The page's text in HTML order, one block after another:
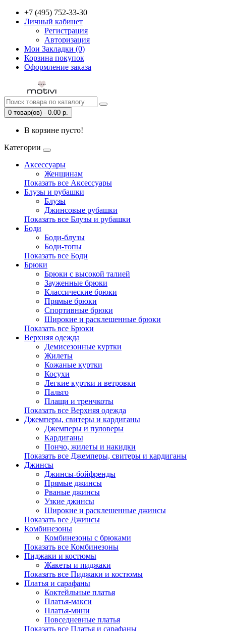
+7 (495) 752-33-30
Личный кабинет
Регистрация
Авторизация
Мои Закладки (0)
Корзина покупок
Оформление заказа
0 товар(ов) - 0.00 р.
В корзине пусто!
Категории
Аксессуары
Женщинам
Показать все Аксессуары
Блузы и рубашки
Блузы
Джинсовые рубашки
Показать все Блузы и рубашки
Боди
Боди-блузы
Боди-топы
Показать все Боди
Брюки
Брюки с высокой талией
Зауженные брюки
Классические брюки
Прямые брюки
Спортивные брюки
Широкие и расклешенные брюки
Показать все Брюки
Верхняя одежда
Демисезонные куртки
Жилеты
Кожаные куртки
Косухи
Легкие куртки и ветровки
Пальто
Плащи и тренчкоты
Показать все Верхняя одежда
Джемперы, свитеры и кардиганы
Джемперы и пуловеры
Кардиганы
Пончо, жилеты и накидки
Показать все Джемперы, свитеры и кардиганы
Джинсы
Джинсы-бойфренды
Прямые джинсы
Рваные джинсы
Узкие джинсы
Широкие и расклешенные джинсы
Показать все Джинсы
Комбинезоны
Комбинезоны с брюками
Показать все Комбинезоны
Пиджаки и костюмы
Жакеты и пиджаки
Показать все Пиджаки и костюмы
Платья и сарафаны
Коктейльные платья
Платья-макси
Платья-мини
Повседневные платья
Показать все Платья и сарафаны